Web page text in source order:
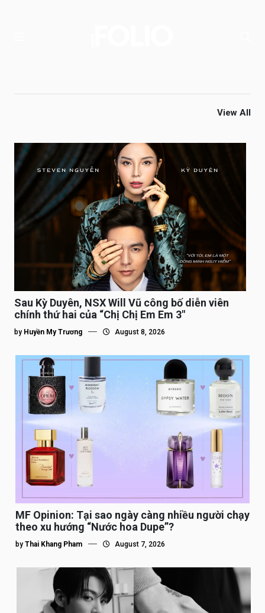
View All
Sau Kỳ Duyên, NSX Will Vũ công bố diễn viên
chính thứ hai của “Chị Chị Em Em 3″
by Huyền My Trương August 8, 2026
MF Opinion: Tại sao ngày càng nhiều người chạy
theo xu hướng “Nước hoa Dupe”?
by Thai Khang Pham August 7, 2026